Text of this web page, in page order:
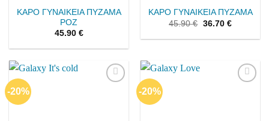
ΚΑΡΟ ΓΥΝΑΙΚΕΙΑ ΠΥΖΑΜΑ
ΡΟΖ
45.90 €
ΚΑΡΟ ΓΥΝΑΙΚΕΙΑ ΠΥΖΑΜΑ
45.90€ 36.70 €
-20% -20%